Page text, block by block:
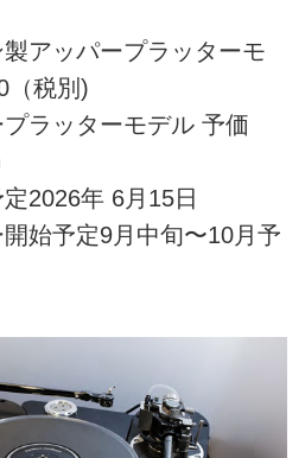
アッパープラッターモ
（税別)
ラッターモデル 予価
2026年 6月15日
開始予定9月中旬〜10月予